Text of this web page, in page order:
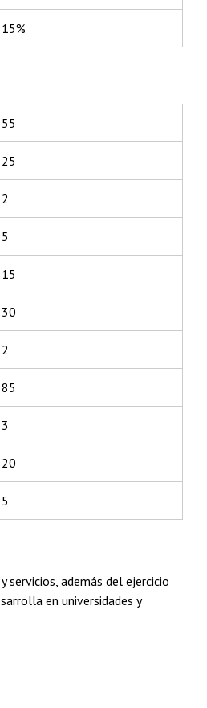
15%
55
25
2
5
15
30
2
85
3
20
5
servicios, además del ejercicio
en universidades y